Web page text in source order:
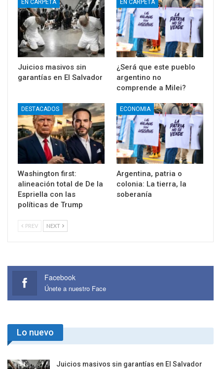
EN CARPETA
Juicios masivos sin
garantías en El Salvador
EN CARPETA
¿Será que este pueblo
argentino no
comprende a Milei?
DESTACADOS
Washington first:
alineación total de De la
Espriella con las
políticas de Trump
ECONOMIA
Argentina, patria o
colonia: La tierra, la
soberanía
PREV NEXT
Facebook
Únete a nuestro Face
Lo nuevo
Juicios masivos sin garantías en El Salvador